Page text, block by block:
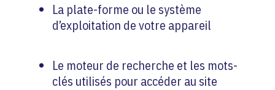
La plate-forme ou le système
d’exploitation de votre appareil
Le moteur de recherche et les mots-
clés utilisés pour accéder au site